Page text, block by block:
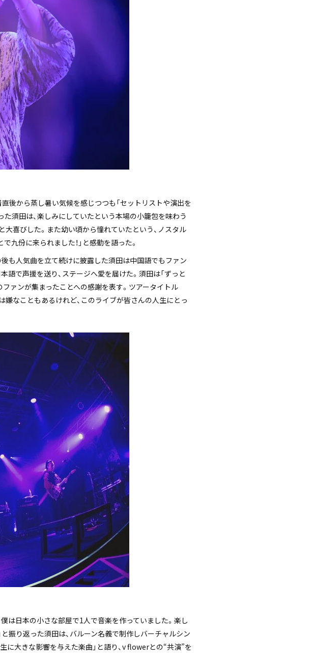
後から蒸し暑い気候を感じつつも「セットリストや演出を
須田は、楽しみにしていたという本場の小籠包を味わう
大喜びした。また幼い頃から憧れていたという、ノスタル
九份に来られました！」と感動を語った。
後も人気曲を立て続けに披露した須田は中国語でもファン
で声援を送り、ステージへ愛を届けた。須田は「ずっと
ァンが集まったことへの感謝を表す。ツアータイトル
嫌なこともあるけれど、このライブが皆さんの人生にとっ
は日本の小さな部屋で1人で音楽を作っていました。楽し
振り返った須田は、バルーン名義で制作しバーチャルシン
に大きな影響を与えた楽曲」と語り、v flowerとの“共演”を